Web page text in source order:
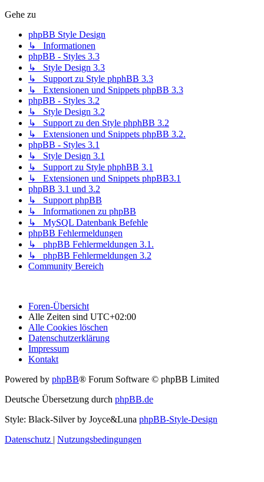
Gehe zu
phpBB Style Design
↳ Informationen
phpBB - Styles 3.3
↳ Style Design 3.3
↳ Support zu Style phphBB 3.3
↳ Extensionen und Snippets phpBB 3.3
phpBB - Styles 3.2
↳ Style Design 3.2
↳ Support zu den Style phphBB 3.2
↳ Extensionen und Snippets phpBB 3.2.
phpBB - Styles 3.1
↳ Style Design 3.1
↳ Support zu Style phphBB 3.1
↳ Extensionen und Snippets phpBB3.1
phpBB 3.1 und 3.2
↳ Support phpBB
↳ Informationen zu phpBB
↳ MySQL Datenbank Befehle
phpBB Fehlermeldungen
↳ phpBB Fehlermeldungen 3.1.
↳ phpBB Fehlermeldungen 3.2
Community Bereich
Foren-Übersicht
Alle Zeiten sind UTC+02:00
Alle Cookies löschen
Datenschutzerklärung
Impressum
Kontakt
Powered by phpBB® Forum Software © phpBB Limited
Deutsche Übersetzung durch phpBB.de
Style: Black-Silver by Joyce&Luna phpBB-Style-Design
Datenschutz | Nutzungsbedingungen